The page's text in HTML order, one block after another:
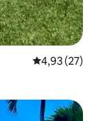
4,93 (27)